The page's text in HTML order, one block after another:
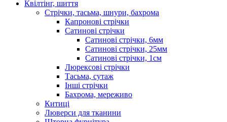
Квілтінг, шиття
Стрічки, тасьма, шнури, бахрома
Капронові стрічки
Сатинові стрічки
Сатинові стрічки, 6мм
Сатинові стрічки, 25мм
Сатинові стрічки, 1см
Люрексові стрічки
Тасьма, сутаж
Інші стрічки
Бахрома, мереживо
Китиці
Люверси для тканини